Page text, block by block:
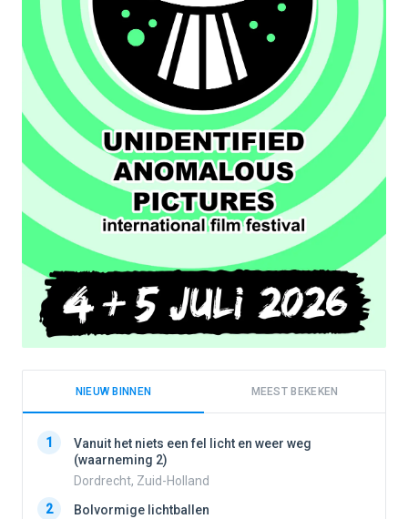
NIEUW BINNEN MEEST BEKEKEN
1
Vanuit het niets een fel licht en weer weg
(waarneming 2)
Dordrecht, Zuid-Holland
2
Bolvormige lichtballen